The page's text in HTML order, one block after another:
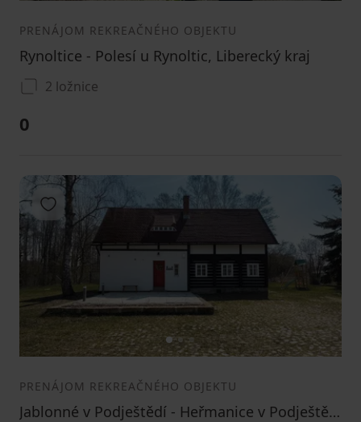
PRENÁJOM REKREAČNÉHO OBJEKTU
Rynoltice - Polesí u Rynoltic, Liberecký kraj
2 ložnice
0
12 3
Pridať do obľúbených
PRENÁJOM REKREAČNÉHO OBJEKTU
Jablonné v Podještědí - Heřmanice v Podještědí, Liberecký kraj